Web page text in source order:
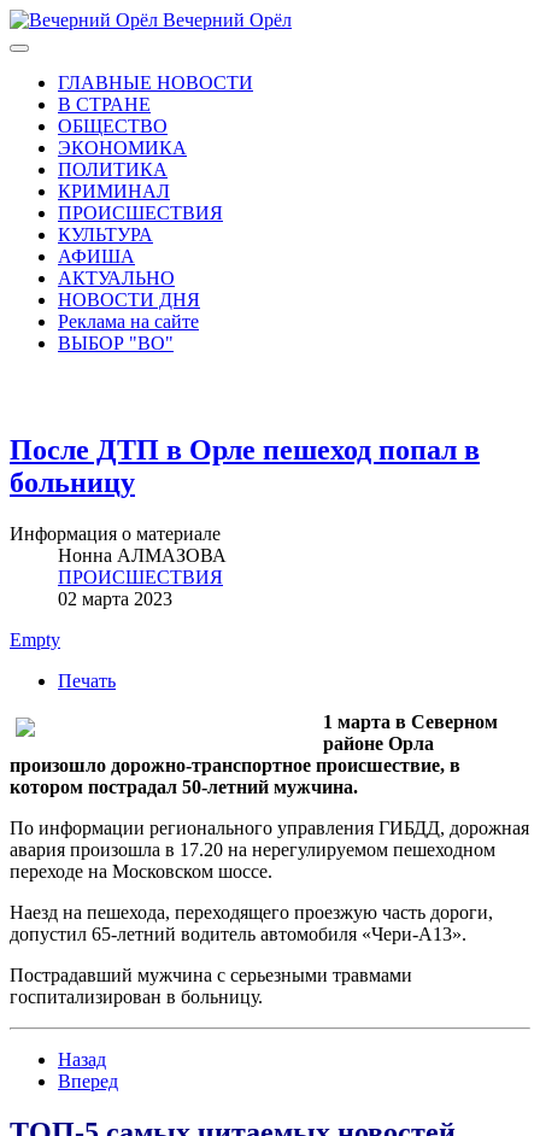
Вечерний Орёл
ГЛАВНЫЕ НОВОСТИ
В СТРАНЕ
ОБЩЕСТВО
ЭКОНОМИКА
ПОЛИТИКА
КРИМИНАЛ
ПРОИСШЕСТВИЯ
КУЛЬТУРА
АФИША
АКТУАЛЬНО
НОВОСТИ ДНЯ
Реклама на сайте
ВЫБОР "ВО"
После ДТП в Орле пешеход попал в
больницу
Информация о материале
Нонна АЛМАЗОВА
ПРОИСШЕСТВИЯ
02 марта 2023
Empty
Печать
1 марта в Северном
районе Орла
произошло дорожно-транспортное происшествие, в
котором пострадал 50-летний мужчина.
По информации регионального управления ГИБДД, дорожная
авария произошла в 17.20 на нерегулируемом пешеходном
переходе на Московском шоссе.
Наезд на пешехода, переходящего проезжую часть дороги,
допустил 65-летний водитель автомобиля «Чери-А13».
Пострадавший мужчина с серьезными травмами
госпитализирован в больницу.
Назад
Вперед